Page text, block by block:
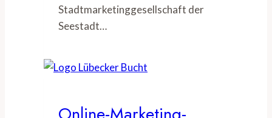
Stadtmarketinggesellschaft der
Seestadt…